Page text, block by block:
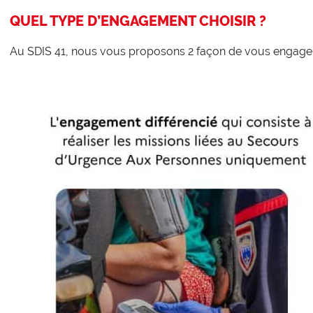
QUEL TYPE D’ENGAGEMENT CHOISIR ?
Au SDIS 41, nous vous proposons 2 façon de vous